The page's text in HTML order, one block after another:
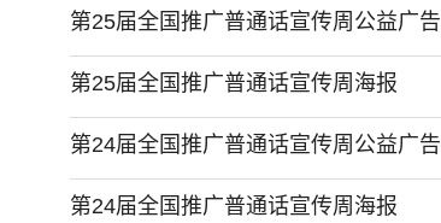
第25届全国推广普通话宣传周公益广告
第25届全国推广普通话宣传周海报
第24届全国推广普通话宣传周公益广告
第24届全国推广普通话宣传周海报